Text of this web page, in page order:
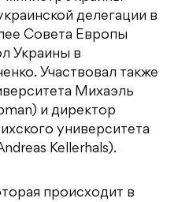
делегации в
Совета Европы
Украины в
Участвовал также
Михаэль
и директор
университета
Kellerhals).
происходит в